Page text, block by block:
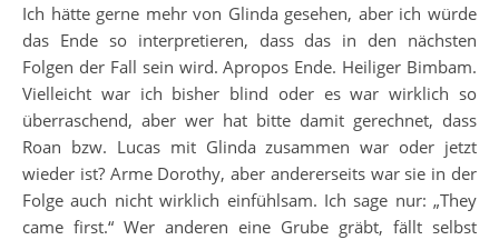
Ich hätte gerne mehr von Glinda gesehen, aber ich würde
das Ende so interpretieren, dass das in den nächsten
Folgen der Fall sein wird. Apropos Ende. Heiliger Bimbam.
Vielleicht war ich bisher blind oder es war wirklich so
überraschend, aber wer hat bitte damit gerechnet, dass
Roan bzw. Lucas mit Glinda zusammen war oder jetzt
wieder ist? Arme Dorothy, aber andererseits war sie in der
Folge auch nicht wirklich einfühlsam. Ich sage nur: „They
came first.“ Wer anderen eine Grube gräbt, fällt selbst